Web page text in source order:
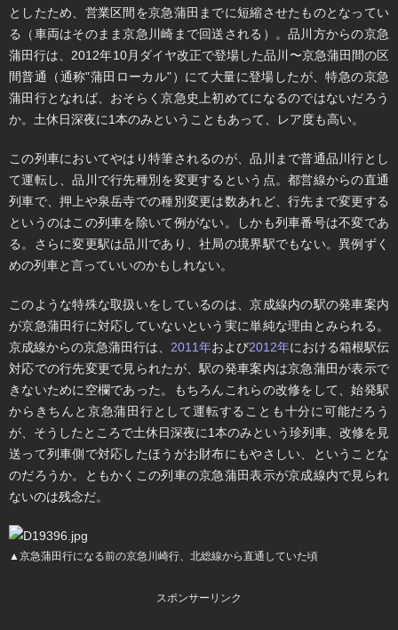
としたため、営業区間を京急蒲田までに短縮させたものとなってい
る（車両はそのまま京急川崎まで回送される）。品川方からの京急
蒲田行は、2012年10月ダイヤ改正で登場した品川〜京急蒲田間の区
間普通（通称"蒲田ローカル"）にて大量に登場したが、特急の京急
蒲田行となれば、おそらく京急史上初めてになるのではないだろう
か。土休日深夜に1本のみということもあって、レア度も高い。
この列車においてやはり特筆されるのが、品川まで普通品川行とし
て運転し、品川で行先種別を変更するという点。都営線からの直通
列車で、押上や泉岳寺での種別変更は数あれど、行先まで変更する
というのはこの列車を除いて例がない。しかも列車番号は不変であ
る。さらに変更駅は品川であり、社局の境界駅でもない。異例ずく
めの列車と言っていいのかもしれない。
このような特殊な取扱いをしているのは、京成線内の駅の発車案内
が京急蒲田行に対応していないという実に単純な理由とみられる。
京成線からの京急蒲田行は、 2011年および2012年における箱根駅伝
対応での行先変更で見られたが、駅の発車案内は京急蒲田が表示で
きないために空欄であった。もちろんこれらの改修をして、始発駅
からきちんと京急蒲田行として運転することも十分に可能だろう
が、そうしたところで土休日深夜に1本のみという珍列車、改修を見
送って列車側で対応したほうがお財布にもやさしい、ということな
のだろうか。ともかくこの列車の京急蒲田表示が京成線内で見られ
ないのは残念だ。
▲京急蒲田行になる前の京急川崎行、北総線から直通していた頃
スポンサーリンク